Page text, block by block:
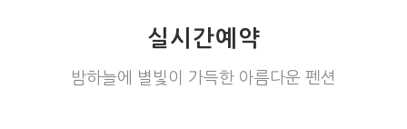
실시간예약
밤하늘에 별빛이 가득한 아름다운 펜션